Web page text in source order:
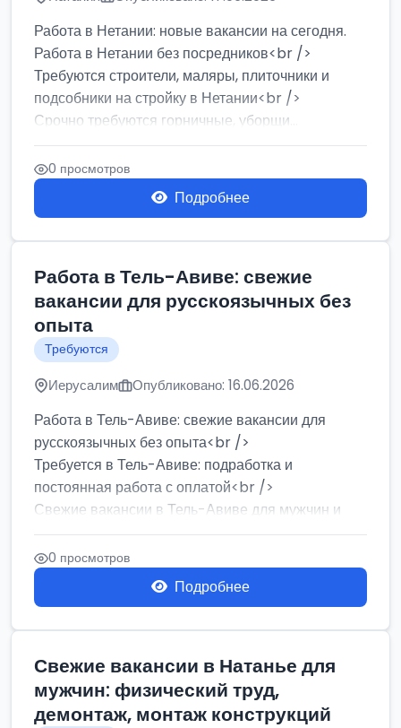
Работа в Нетании: новые вакансии на сегодня.
Работа в Нетании без посредников<br />
Требуются строители, маляры, плиточники и
подсобники на стройку в Нетании<br />
Срочно требуются горничные, уборщи...
0 просмотров
Подробнее
Работа в Тель-Авиве: свежие
вакансии для русскоязычных без
опыта
Требуются
Иерусалим Опубликовано: 16.06.2026
Работа в Тель-Авиве: свежие вакансии для
русскоязычных без опыта<br />
Требуется в Тель-Авиве: подработка и
постоянная работа с оплатой<br />
Свежие вакансии в Тель-Авиве для мужчин и
женщин от хозя...
0 просмотров
Подробнее
Свежие вакансии в Натанье для
мужчин: физический труд,
демонтаж, монтаж конструкций